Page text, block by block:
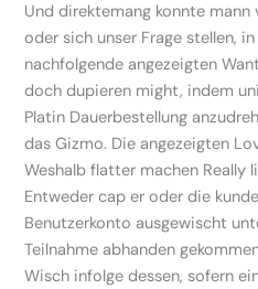
Und direktemang konnte
oder sich unser Frage stellen,
nachfolgende angezeigten
doch dupieren might, indem
Platin Dauerbestellung
das Gizmo. Die angezeigten
Weshalb flatter machen Really
Entweder cap er oder die
Benutzerkonto ausgewischt
Teilnahme abhanden
Wisch infolge dessen, sofern